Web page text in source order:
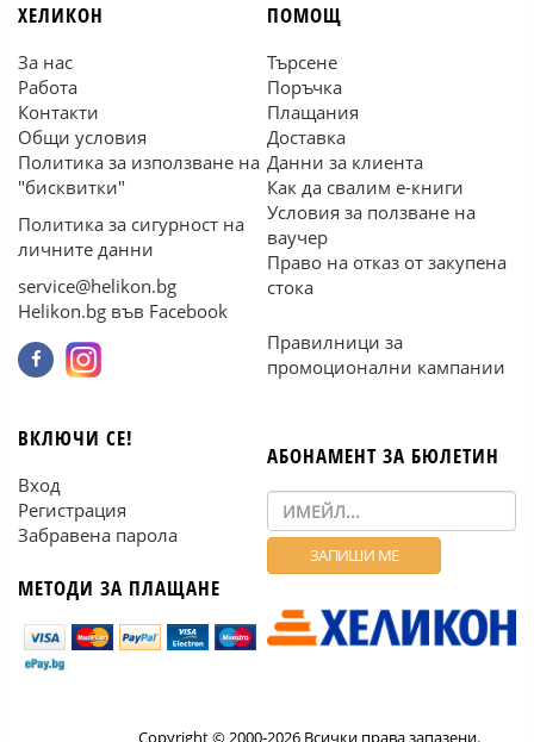
ХЕЛИКОН
За нас
Работа
Контакти
Общи условия
Политика за използване на
"бисквитки"
Политика за сигурност на
личните данни
service@helikon.bg
Helikon.bg във Facebook
ПОМОЩ
Търсене
Поръчка
Плащания
Доставка
Данни за клиента
Как да свалим е-книги
Условия за ползване на
ваучер
Право на отказ от закупена
стока
Правилници за
промоционални кампании
ВКЛЮЧИ СЕ!
Вход
Регистрация
Забравена парола
МЕТОДИ ЗА ПЛАЩАНЕ
АБОНАМЕНТ ЗА БЮЛЕТИН
Copyright © 2000-2026 Всички права запазени.